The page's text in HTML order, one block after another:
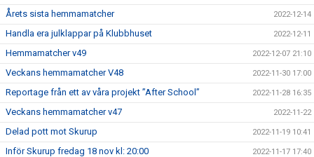
Årets sista hemmamatcher 2022-12-14
Handla era julklappar på Klubbhuset 2022-12-11
Hemmamatcher v49 2022-12-07 21:10
Veckans hemmamatcher V48 2022-11-30 17:00
Reportage från ett av våra projekt ”After School” 2022-11-28 16:35
Veckans hemmamatcher v47 2022-11-22
Delad pott mot Skurup 2022-11-19 10:41
Inför Skurup fredag 18 nov kl: 20:00 2022-11-17 17:40